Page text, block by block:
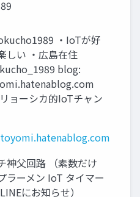
・IoTが好
しい ・広島在住
blog:
ョーシカ的IoTチャン
神父回路 （素数だけ
ラーメン IoT タイマー
にお知らせ）